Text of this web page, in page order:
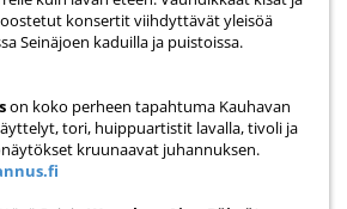
konsertit viihdyttävät yleisöä
Seinäjoen kaduilla ja puistoissa.
on koko perheen tapahtuma Kauhavan
tori, huippuartistit lavalla, tivoli ja
kruunaavat juhannuksen.